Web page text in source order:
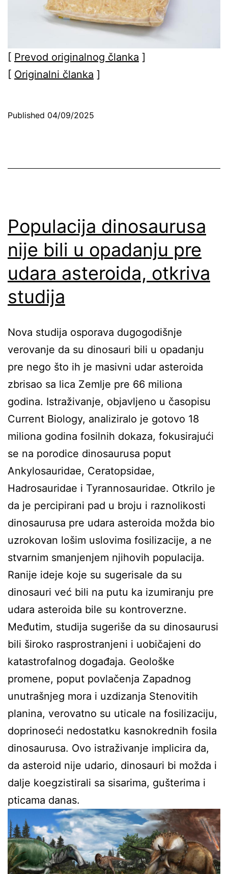
[ Prevod originalnog članka ]
[ Originalni članka ]
Published 04/09/2025
Populacija dinosaurusa
nije bili u opadanju pre
udara asteroida, otkriva
studija
Nova studija osporava dugogodišnje
verovanje da su dinosauri bili u opadanju
pre nego što ih je masivni udar asteroida
zbrisao sa lica Zemlje pre 66 miliona
godina. Istraživanje, objavljeno u časopisu
Current Biology, analiziralo je gotovo 18
miliona godina fosilnih dokaza, fokusirajući
se na porodice dinosaurusa poput
Ankylosauridae, Ceratopsidae,
Hadrosauridae i Tyrannosauridae. Otkrilo je
da je percipirani pad u broju i raznolikosti
dinosaurusa pre udara asteroida možda bio
uzrokovan lošim uslovima fosilizacije, a ne
stvarnim smanjenjem njihovih populacija.
Ranije ideje koje su sugerisale da su
dinosauri već bili na putu ka izumiranju pre
udara asteroida bile su kontroverzne.
Međutim, studija sugeriše da su dinosaurusi
bili široko rasprostranjeni i uobičajeni do
katastrofalnog događaja. Geološke
promene, poput povlačenja Zapadnog
unutrašnjeg mora i uzdizanja Stenovitih
planina, verovatno su uticale na fosilizaciju,
doprinoseći nedostatku kasnokrednih fosila
dinosaurusa. Ovo istraživanje implicira da,
da asteroid nije udario, dinosauri bi možda i
dalje koegzistirali sa sisarima, gušterima i
pticama danas.